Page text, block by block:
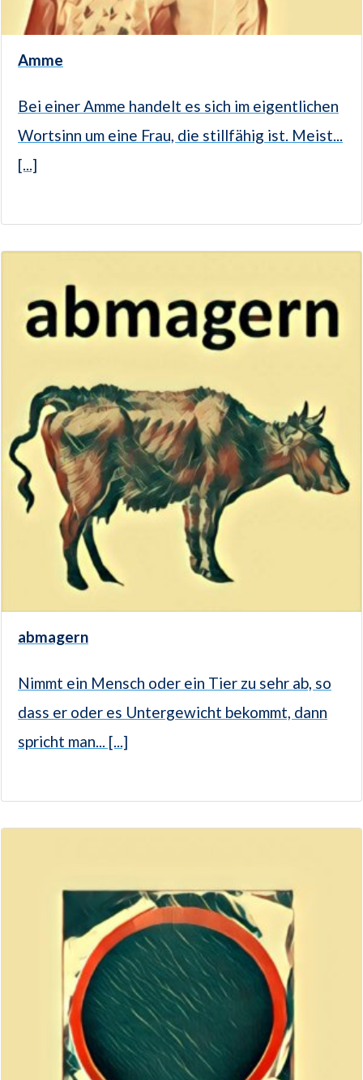
Amme
Bei einer Amme handelt es sich im eigentlichen
Wortsinn um eine Frau, die stillfähig ist. Meist...
[...]
abmagern
Nimmt ein Mensch oder ein Tier zu sehr ab, so
dass er oder es Untergewicht bekommt, dann
spricht man... [...]